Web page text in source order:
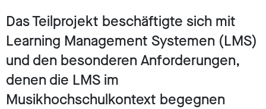
Das Teilprojekt beschäftigte sich mit
Learning Management Systemen (LMS)
und den besonderen Anforderungen,
denen die LMS im
Musikhochschulkontext begegnen